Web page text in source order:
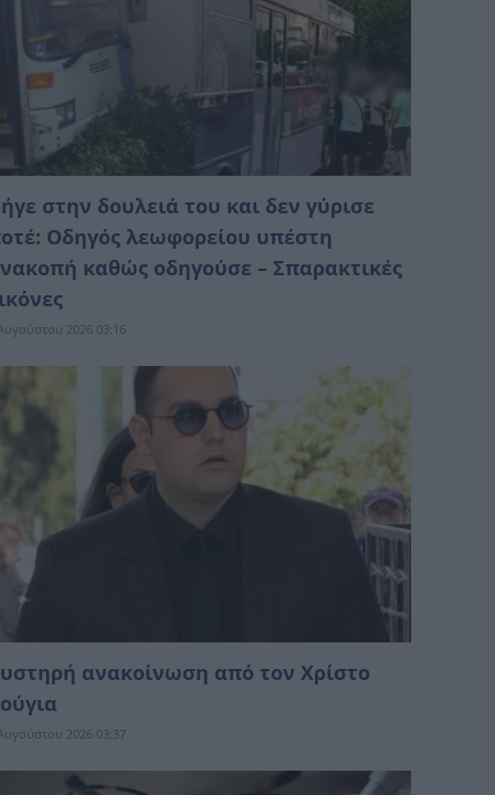
στην δουλειά του και δεν γύρισε
Οδηγός λεωφορείου υπέστη
καθώς οδηγούσε – Σπαρακτικές
2026 03:16
ανακοίνωση από τον Χρίστο
2026 03:37